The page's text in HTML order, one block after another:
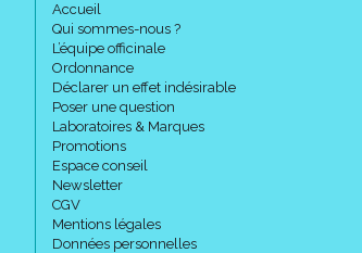
Accueil
Qui sommes-nous ?
L’équipe officinale
Ordonnance
Déclarer un effet indésirable
Poser une question
Laboratoires & Marques
Promotions
Espace conseil
Newsletter
CGV
Mentions légales
Données personnelles